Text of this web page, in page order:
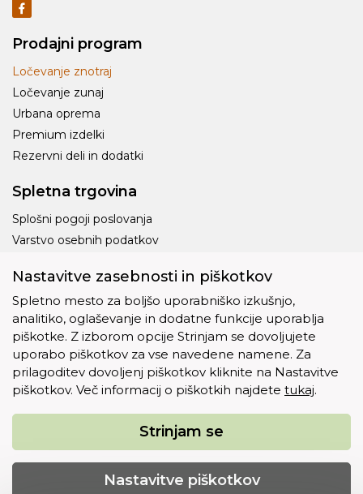
Prodajni program
Ločevanje znotraj
Ločevanje zunaj
Urbana oprema
Premium izdelki
Rezervni deli in dodatki
Spletna trgovina
Splošni pogoji poslovanja
Varstvo osebnih podatkov
Piškotki
Ostalo
O nas
Copyright © 2012 - 2026 Eko plus d.o.o.. Vse pravice
Nastavitve zasebnosti in piškotkov
Spletno mesto za boljšo uporabniško izkušnjo,
analitiko, oglaševanje in dodatne funkcije uporablja
piškotke. Z izborom opcije Strinjam se dovoljujete
uporabo piškotkov za vse navedene namene. Za
prilagoditev dovoljenj piškotkov kliknite na Nastavitve
piškotkov. Več informacij o piškotkih najdete tukaj.
Strinjam se
Nastavitve piškotkov